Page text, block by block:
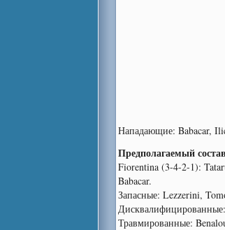
Нападающие: Babacar,
Предполагаемый
Fiorentina (3-4-2-1):
Babacar.
Запасные: Lezzerini,
Травмированные: